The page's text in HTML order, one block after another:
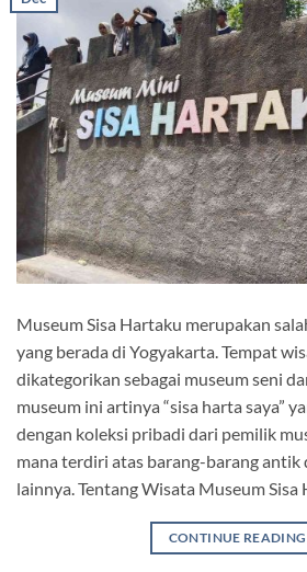
Museum Sisa Hartaku merupakan
yang berada di Yogyakarta. Tempat
dikategorikan sebagai museum seni
museum ini artinya “sisa harta saya”
dengan koleksi pribadi dari pemilik
mana terdiri atas barang-barang antik
lainnya. Tentang Wisata Museum
CONTINUE READING